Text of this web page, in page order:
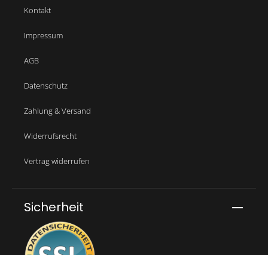
Sicherheit
Kontakt
Impressum
AGB
Datenschutz
Zahlung & Versand
Widerrufsrecht
Vertrag widerrufen